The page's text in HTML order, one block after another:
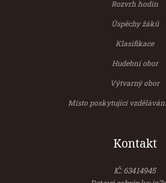
Rozvrh hodin
Úspěchy žáků
Klasifikace
Hudební obor
Výtvarný obor
Místo poskytující
Kontakt
IČ: 63414945